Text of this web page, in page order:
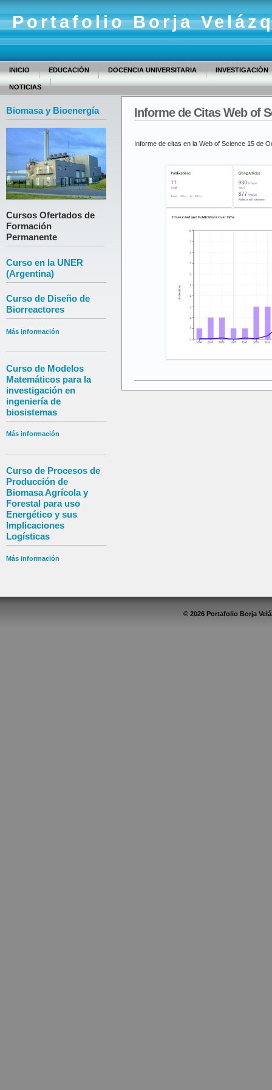
Portafolio Borja
INICIO EDUCACIÓN DOCENCIA UNIVERSITARIA INVESTIGACIÓN
NOTICIAS
Biomasa y Bioenergía
Cursos Ofertados de
Formación
Permanente
Curso en la UNER
(Argentina)
Curso de Diseño de
Biorreactores
Más información
Curso de Modelos
Matemáticos para la
investigación en
ingeniería de
biosistemas
Más información
Curso de Procesos de
Producción de
Biomasa Agrícola y
Forestal para uso
Energético y sus
Implicaciones
Logísticas
Más información
Informe de Citas Web of
Informe de citas en la Web of Science 15 de
© 2026 Portafolio Borja